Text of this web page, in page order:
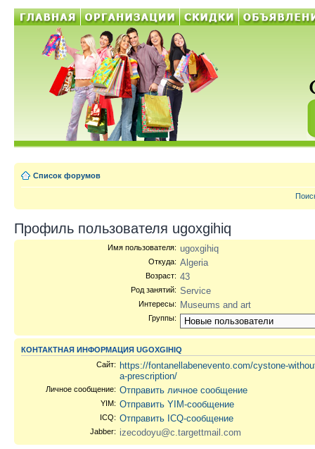
Список форумов
Профиль пользователя ugoxgihiq
Имя пользователя: ugoxgihiq
Откуда: Algeria
Возраст: 43
Род занятий: Service
Интересы: Museums and art
Группы:
КОНТАКТНАЯ ИНФОРМАЦИЯ UGOXGIHIQ
Сайт: https://fontanellabenevento.com/cystone-
a-prescription/
Личное сообщение: Отправить личное сообщение
YIM: Отправить YIM-сообщение
ICQ: Отправить ICQ-сообщение
Jabber: izecodoyu@c.targettmail.com